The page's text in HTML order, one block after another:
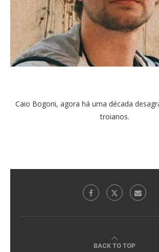
Caio Bogoni, agora há uma década
troianos.
BACK TO TOP